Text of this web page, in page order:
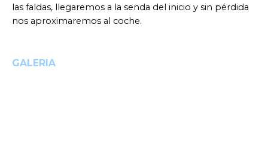
las faldas, llegaremos a la senda del inicio y sin pérdida
nos aproximaremos al coche.
GALERIA